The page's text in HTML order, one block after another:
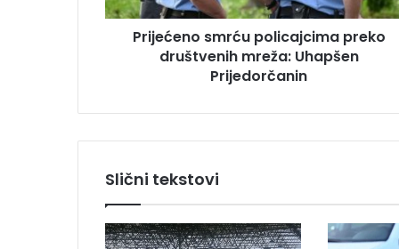
u
o
u
i
c
a
j
Prijećeno smrću policajcima preko
društvenih mreža: Uhapšen
Prijedorčanin
Slični tekstovi